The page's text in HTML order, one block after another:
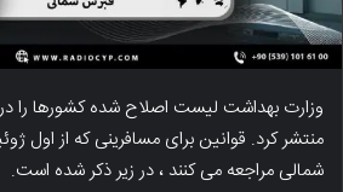
شمالی مراجعه می کنند ، در زیر ذکر شده است.